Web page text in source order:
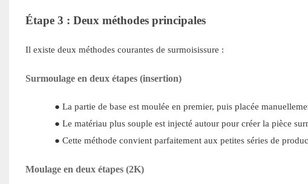
Étape 3 : Deux méthodes principales
Il existe deux méthodes courantes de surmoisissure :
Surmoulage en deux étapes (insertion)
● La partie de base est moulée en premier, puis placée
● Le matériau plus souple est injecté autour pour créer la pièce
● Cette méthode convient parfaitement aux petites séries de
Moulage en deux étapes (2K)